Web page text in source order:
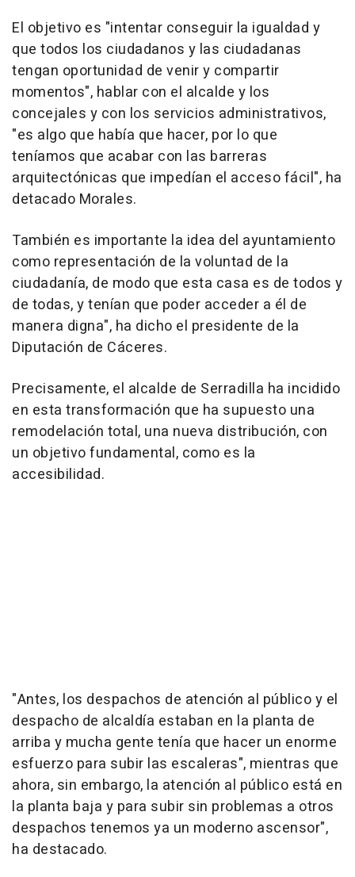
El objetivo es "intentar conseguir la igualdad y
que todos los ciudadanos y las ciudadanas
tengan oportunidad de venir y compartir
momentos", hablar con el alcalde y los
concejales y con los servicios administrativos,
"es algo que había que hacer, por lo que
teníamos que acabar con las barreras
arquitectónicas que impedían el acceso fácil", ha
detacado Morales.
También es importante la idea del ayuntamiento
como representación de la voluntad de la
ciudadanía, de modo que esta casa es de todos y
de todas, y tenían que poder acceder a él de
manera digna", ha dicho el presidente de la
Diputación de Cáceres.
Precisamente, el alcalde de Serradilla ha incidido
en esta transformación que ha supuesto una
remodelación total, una nueva distribución, con
un objetivo fundamental, como es la
accesibilidad.
"Antes, los despachos de atención al público y el
despacho de alcaldía estaban en la planta de
arriba y mucha gente tenía que hacer un enorme
esfuerzo para subir las escaleras", mientras que
ahora, sin embargo, la atención al público está en
la planta baja y para subir sin problemas a otros
despachos tenemos ya un moderno ascensor",
ha destacado.